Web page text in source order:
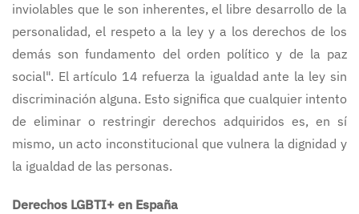
inviolables que le son inherentes, el libre desarrollo de la
personalidad, el respeto a la ley y a los derechos de los
demás son fundamento del orden político y de la paz
social". El artículo 14 refuerza la igualdad ante la ley sin
discriminación alguna. Esto significa que cualquier intento
de eliminar o restringir derechos adquiridos es, en sí
mismo, un acto inconstitucional que vulnera la dignidad y
la igualdad de las personas.
Derechos LGBTI+ en España